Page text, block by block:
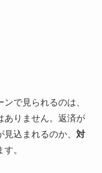
で見られるのは、
ありません。返済が
込まれるのか、 対
。